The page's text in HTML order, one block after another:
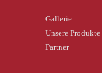
Gallerie
Unsere Produkte
Partner